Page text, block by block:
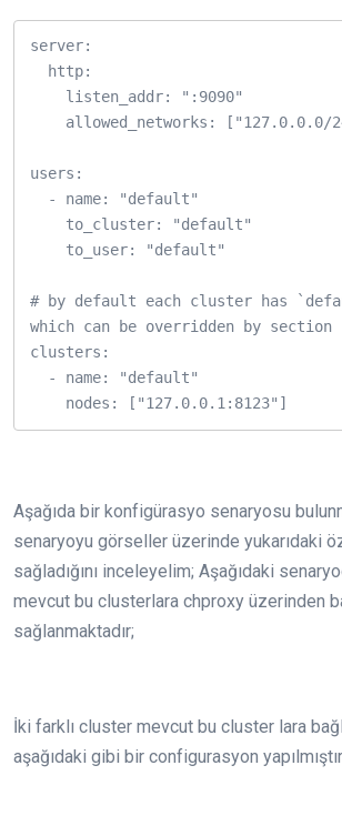
server:
users:
# by default each cluster has
which can be overridden by section
clusters:
    nodes: ["127.0.0.1:8123"]
Aşağıda bir konfigürasyo senaryosu
senaryoyu görseller üzerinde yukarıdaki
sağladığını inceleyelim; Aşağıdaki
mevcut bu clusterlara chproxy üzerinden
sağlanmaktadır;
İki farklı cluster mevcut bu cluster lara
aşağıdaki gibi bir configurasyon